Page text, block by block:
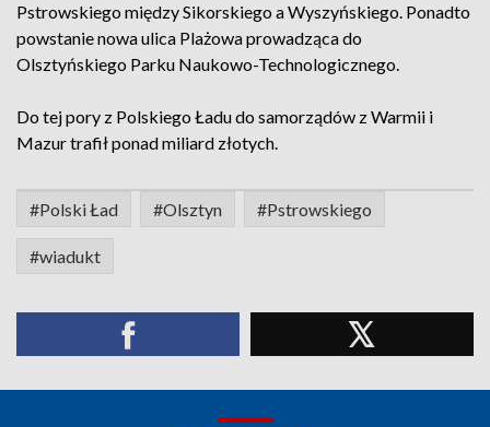
Pstrowskiego między Sikorskiego a Wyszyńskiego. Ponadto
powstanie nowa ulica Plażowa prowadząca do
Olsztyńskiego Parku Naukowo-Technologicznego.
Do tej pory z Polskiego Ładu do samorządów z Warmii i
Mazur trafił ponad miliard złotych.
#Polski Ład #Olsztyn #Pstrowskiego
#wiadukt